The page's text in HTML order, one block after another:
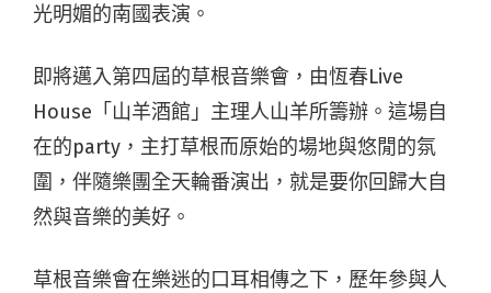
光明媚的南國表演。
即將邁入第四屆的草根音樂會，由恆春Live
House「山羊酒館」主理人山羊所籌辦。這場自
在的party，主打草根而原始的場地與悠閒的氛
圍，伴隨樂團全天輪番演出，就是要你回歸大自
然與音樂的美好。
草根音樂會在樂迷的口耳相傳之下，歷年參與人